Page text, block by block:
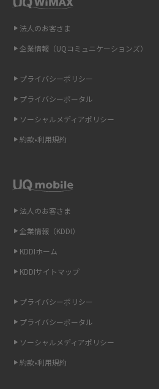
点も解説
ギガバイト（GB）とは？1GBの目安やギガ
Wi-Fiを自宅に設置する方法は？必要なこと
光ファイバーとは？仕組みやメリット・デ
やすく解説
ストリーミング再生とは？ダウンロードと
引っ越し費用の相場は？ひとり暮らしや家
法人のお客さま
企業情報（KDDI）
KDDIホーム
KDDIサイトマップ
プライバシーポリシー
プライバシーポータル
ソーシャルメディアポリシー
約款•利用規約
法人のお客さま
企業情報（UQコミュニケーションズ）
プライバシーポリシー
プライバシーポータル
ソーシャルメディアポリシー
約款•利用規約